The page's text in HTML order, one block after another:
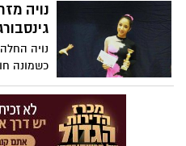
נויה
נויה
כשמונה
הביניים